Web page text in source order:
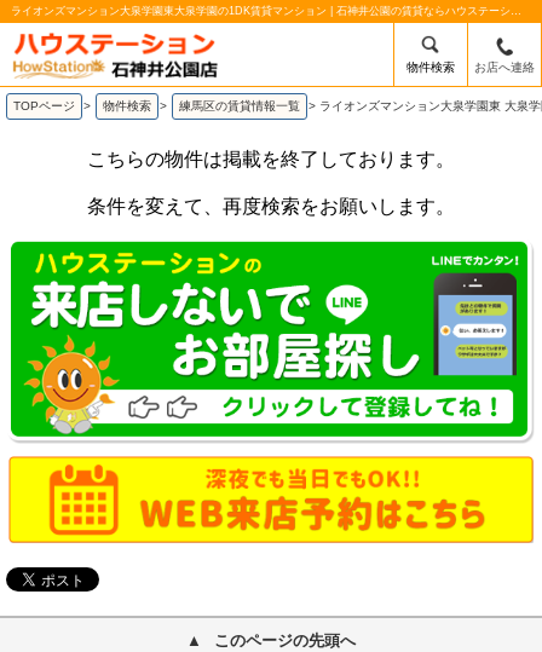
ライオンズマンション大泉学園東大泉学園の1DK賃貸マンション | 石神井公園の賃貸ならハウステーション石神井公園店
物件検索 お店へ連絡
TOPページ > 物件検索 > 練馬区の賃貸情報一覧 > ライオンズマンション大泉学園東 大泉
こちらの物件は掲載を終了しております。
条件を変えて、再度検索をお願いします。
このページの先頭へ